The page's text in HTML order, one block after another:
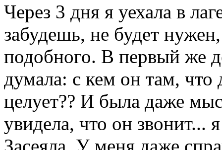
Через 3 дня я уехала в
забудешь, не будет
подобного. В первый же
думала: с кем он там, что
целует?? И была даже
увидела, что он звонит...
Засеяла. У меня даже